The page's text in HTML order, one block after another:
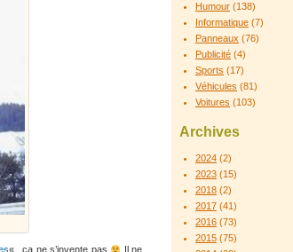
« , ça ne s’invente pas
Il ne
Humour (138)
Informatique (7)
Panneaux (76)
Publicité (4)
Sports (17)
Véhicules (81)
Voitures (103)
Archives
2024 (2)
2023 (15)
2018 (2)
2017 (41)
2016 (73)
2015 (75)